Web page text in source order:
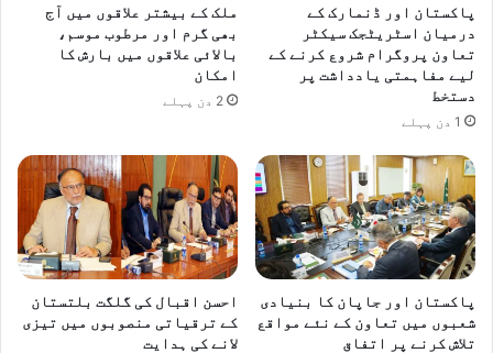
پاکستان اور ڈنمارک کے
درمیان اسٹریٹجک سیکٹر
تعاون پروگرام شروع کرنے کے
لیے مفاہمتی یادداشت پر
دستخط
1 دن پہلے
ملک کے بیشتر علاقوں میں آج
بھی گرم اور مرطوب موسم،
بالائی علاقوں میں بارش کا
امکان
2 دن پہلے
پاکستان اور جاپان کا بنیادی
شعبوں میں تعاون کے نئے مواقع
تلاش کرنے پر اتفاق
احسن اقبال کی گلگت بلتستان
کے ترقیاتی منصوبوں میں تیزی
لانے کی ہدایت